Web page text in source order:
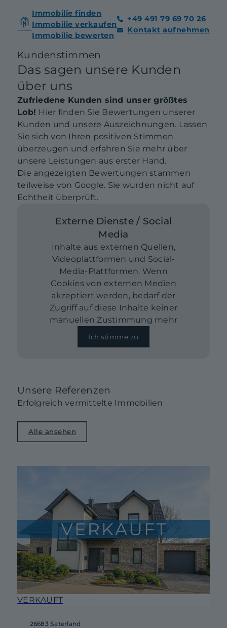
Immobilie finden
Immobilie verkaufen
Immobilie bewerten
+49 491 79 69 70 26
Kontakt aufnehmen
Kundenstimmen
Das sagen unsere Kunden
über uns
Zufriedene Kunden sind unser größtes
Lob! Hier finden Sie Bewertungen unserer
Kunden und unsere Auszeichnungen. Lassen
Sie sich von Ihren positiven Stimmen
überzeugen und erfahren Sie mehr über
unsere Leistungen aus erster Hand.
Die angezeigten Bewertungen stammen
teilweise von Google. Sie wurden nicht auf
Echtheit überprüft.
Externe Dienste / Social
Media
Inhalte aus externen Quellen,
Videoplattformen und Social-
Media-Plattformen. Wenn
Cookies von externen Medien
akzeptiert werden, bedarf der
Zugriff auf diese Inhalte keiner
manuellen Zustimmung mehr
Ich stimme zu
Unsere Referenzen
Erfolgreich vermittelte Immobilien
Alle ansehen
VERKAUFT
26683 Saterland